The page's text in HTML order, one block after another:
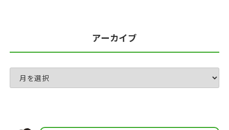
アーカイブ